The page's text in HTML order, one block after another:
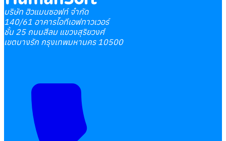
เลือกหัวข้อที่คุณสนใจ
บริษัท ฮิวแมนซอฟท์ จำกัด
140/61 อาคารไอทีเอฟทาวเวอร์
ชั้น 25 ถนนสีลม แขวงสุริยวงศ์
เขตบางรัก กรุงเทพมหานคร 10500